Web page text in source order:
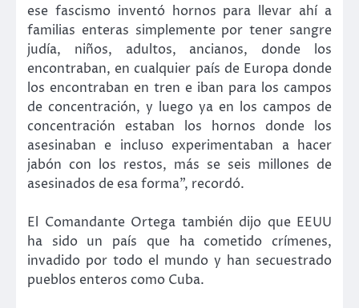
ese fascismo inventó hornos para llevar ahí a
familias enteras simplemente por tener sangre
judía, niños, adultos, ancianos, donde los
encontraban, en cualquier país de Europa donde
los encontraban en tren e iban para los campos
de concentración, y luego ya en los campos de
concentración estaban los hornos donde los
asesinaban e incluso experimentaban a hacer
jabón con los restos, más se seis millones de
asesinados de esa forma”, recordó.
El Comandante Ortega también dijo que EEUU
ha sido un país que ha cometido crímenes,
invadido por todo el mundo y han secuestrado
pueblos enteros como Cuba.